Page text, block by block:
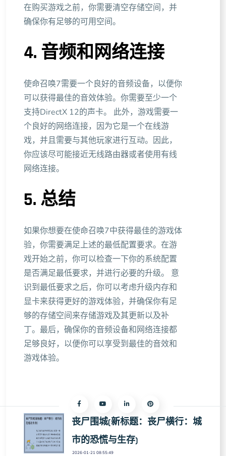
在购买游戏之前，你需要清空存储空间，并
确保你有足够的可用空间。
4. 音频和网络连接
使命召唤7需要一个良好的音频设备，以便你
可以获得最佳的音效体验。你需要至少一个
支持DirectX 12的声卡。 此外，游戏需要一
个良好的网络连接，因为它是一个在线游
戏，并且需要与其他玩家进行互动。因此，
你应该尽可能接近无线路由器或者使用有线
网络连接。
5. 总结
如果你想要在使命召唤7中获得最佳的游戏体
验，你需要满足上述的最低配置要求。在游
戏开始之前，你可以检查一下你的系统配置
是否满足最低要求，并进行必要的升级。 意
识到最低要求之后，你可以考虑升级内存和
显卡来获得更好的游戏体验，并确保你有足
够的存储空间来存储游戏及其更新以及补
丁。最后，确保你的音频设备和网络连接都
足够良好，以便你可以享受到最佳的音效和
游戏体验。
丧尸围城(新标题：丧尸横行：城
市的恐慌与生存)
2026-01-21 08:55:49